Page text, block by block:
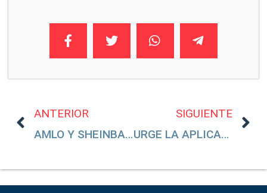
ANTERIOR
AMLO Y SHEINBAUM DEBEN GARANTIZAR DERECHOS DEL PERIODISTA HUMBERTO PADGETT
SIGUIENTE
URGE LA APLICACIÓN DE VACUNAS PFIZER PARA NIÑOS DE 5 A 11 AÑOS